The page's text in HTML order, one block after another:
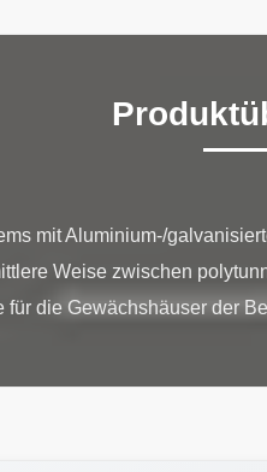
mit Aluminium-/
Weise zwischen